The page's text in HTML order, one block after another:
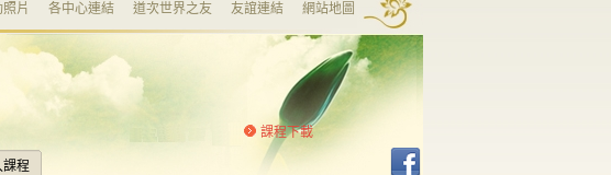
片 各中心連結 道次世界之友 友誼連結 網站地圖
課程
課程下載